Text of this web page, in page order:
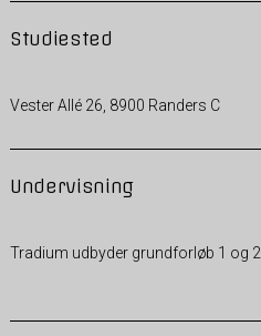
Studiested
Vester Allé 26, 8900 Randers C
Undervisning
Tradium udbyder grundforløb 1 og 2.